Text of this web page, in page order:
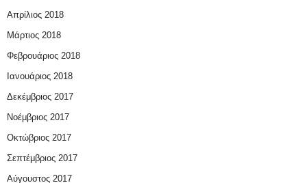
Απρίλιος 2018
Μάρτιος 2018
Φεβρουάριος 2018
Ιανουάριος 2018
Δεκέμβριος 2017
Νοέμβριος 2017
Οκτώβριος 2017
Σεπτέμβριος 2017
Αύγουστος 2017